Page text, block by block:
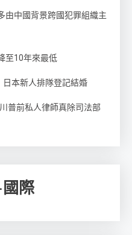
由中國背景跨國犯罪組織主
至10年來最低
本新人排隊登記結婚
普前私人律師真除司法部
際